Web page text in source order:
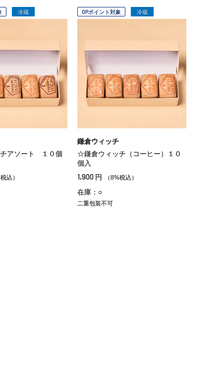
冷蔵
アソート １０個
込）
OPポイント対象 冷蔵
鎌倉ウィッチ
☆鎌倉ウィッチ（コーヒー）１０
個入
1,900 円 （8%税込）
在庫：○
二重包装不可